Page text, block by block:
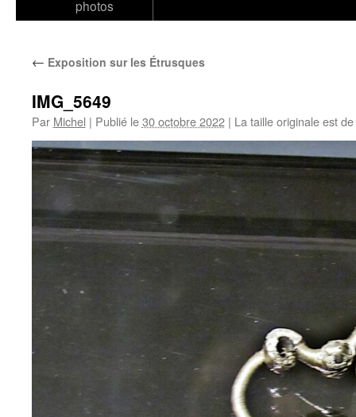
photos
← Exposition sur les Étrusques
IMG_5649
Par Michel | Publié le 30 octobre 2022 | La taille originale est de